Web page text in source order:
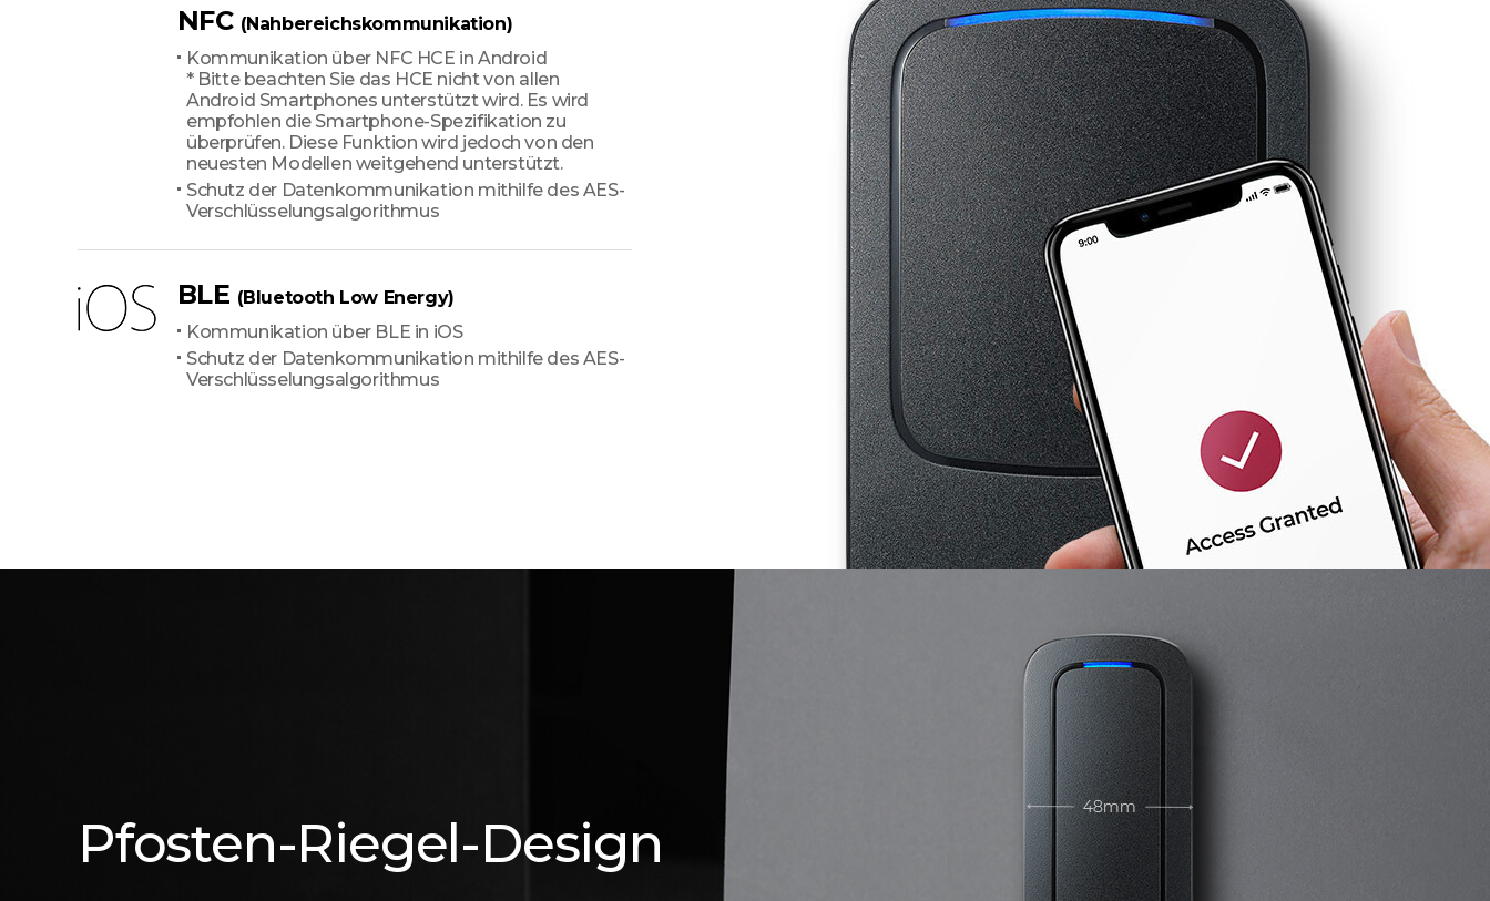
NFC (Nahbereichskommunikation)
Kommunikation über NFC HCE in Android
* Bitte beachten Sie das HCE nicht von allen
Android Smartphones unterstützt wird. Es wird
empfohlen die Smartphone-Spezifikation zu
überprüfen. Diese Funktion wird jedoch von den
neuesten Modellen weitgehend unterstützt.
Schutz der Datenkommunikation mithilfe des AES-
Verschlüsselungsalgorithmus
BLE (Bluetooth Low Energy)
Kommunikation über BLE in iOS
Schutz der Datenkommunikation mithilfe des AES-
Verschlüsselungsalgorithmus
Pfosten-Riegel-Design